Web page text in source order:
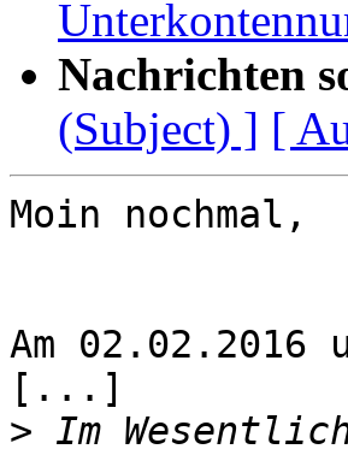
Nachrichten
(Subject) ] [
Moin nochmal,
Am
[...]
> Im